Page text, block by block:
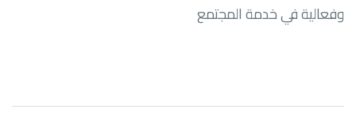
وفعالية في خدمة المجتمع